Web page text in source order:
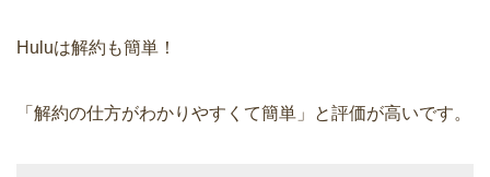
Huluは解約も簡単！
「解約の仕方がわかりやすくて簡単」と評価が高いです。